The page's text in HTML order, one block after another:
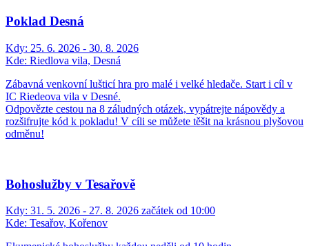
Poklad Desná
Kdy: 25. 6. 2026 - 30. 8. 2026
Kde: Riedlova vila, Desná
Zábavná venkovní lušticí hra pro malé i velké hledače. Start i cíl v
IC Riedeova vila v Desné.
Odpovězte cestou na 8 záludných otázek, vypátrejte nápovědy a
rozšifrujte kód k pokladu! V cíli se můžete těšit na krásnou plyšovou
odměnu!
Bohoslužby v Tesařově
Kdy: 31. 5. 2026 - 27. 8. 2026 začátek od 10:00
Kde: Tesařov, Kořenov